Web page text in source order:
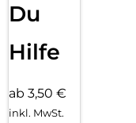
Du
Hilfe
ab 3,50 €
inkl. MwSt.